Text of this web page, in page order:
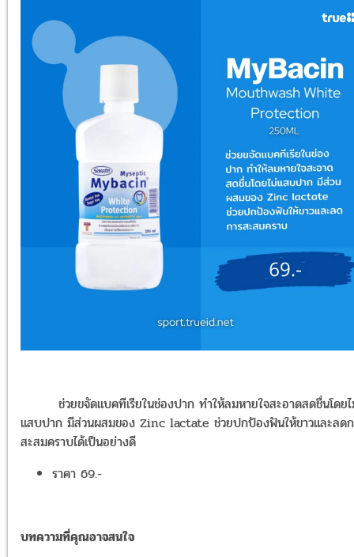
ช่วยขจัดแบคทีเรียในช่องปาก ทำให้ลมหายใจสะอาดสดชื่นโดย
แสบปาก มีส่วนผสมของ Zinc lactate ช่วยปกป้องฟันให้ขาวและลด
สะสมคราบได้เป็นอย่างดี
ราคา 69.-
บทความที่คุณอาจสนใจ